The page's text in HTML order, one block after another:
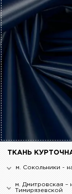
ТКАНЬ
м. Сокольники -
м. Дмитровская –
Тимирязевской